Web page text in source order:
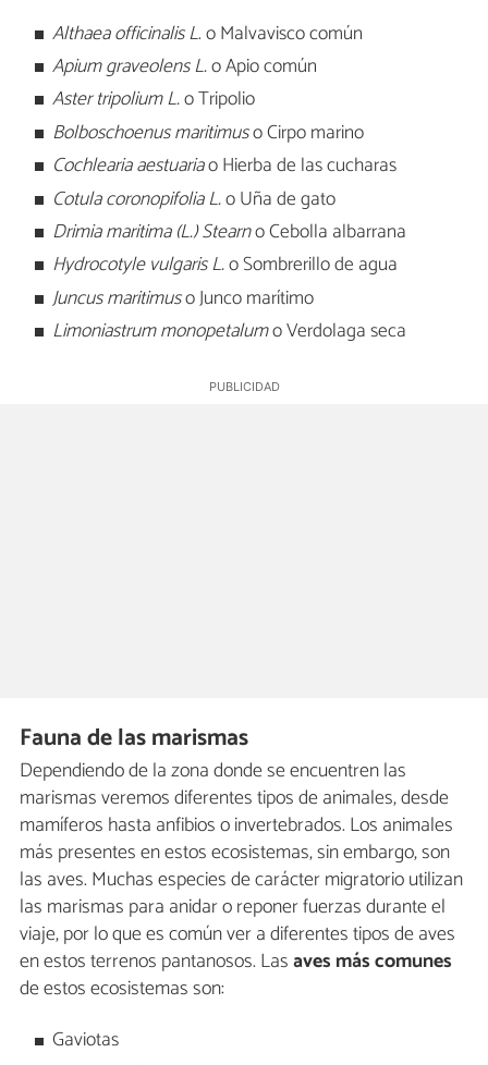
Althaea officinalis L. o Malvavisco común
Apium graveolens L.o Apio común
Aster tripolium L.o Tripolio
Bolboschoenus maritimuso Cirpo marino
Cochlearia aestuariao Hierba de las cucharas
Cotula coronopifolia L.o Uña de gato
Drimia maritima (L.) Stearno Cebolla albarrana
Hydrocotyle vulgaris L.o Sombrerillo de agua
Juncus maritimuso Junco marítimo
Limoniastrum monopetalumo Verdolaga seca
Fauna de las marismas
Dependiendo de la zona donde se encuentren las
marismas veremos diferentes tipos de animales, desde
mamíferos hasta anfibios o invertebrados. Los animales
más presentes en estos ecosistemas, sin embargo, son
las aves. Muchas especies de carácter migratorio utilizan
las marismas para anidar o reponer fuerzas durante el
viaje, por lo que es común ver a diferentes tipos de aves
en estos terrenos pantanosos. Lasaves más comunes
de estos ecosistemas son:
Gaviotas